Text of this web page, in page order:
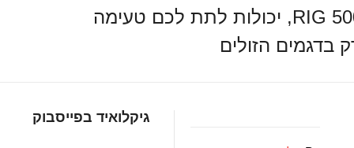
גיל גוטקין מסביר מדוע אוזניות הגיימינג של פלנטרוניקס, RIG 500, יכולות לתת לכם טעימה
בדגמים הזולים
גיקלואיד בפייסבוק